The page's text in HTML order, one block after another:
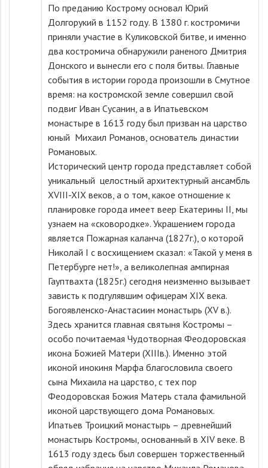
По преданию Кострому основал Юрий
Долгорукий в 1152 году. В 1380 г. костромичи
приняли участие в Куликовской битве, и именно
два костромича обнаружили раненого Дмитрия
Донского и вынесли его с поля битвы. Главные
события в истории города произошли в Смутное
время: на костромской земле совершил свой
подвиг Иван Сусанин, а в Ипатьевском
монастыре в 1613 году был призван на царство
юный Михаил Романов, основатель династии
Романовых.
Исторический центр города представляет собой
уникальный целостный архитектурный ансамбль
XVIII-XIX веков, а о том, какое отношение к
планировке города имеет веер Екатерины II, мы
узнаем на «сковородке». Украшением города
является Пожарная каланча (1827г.), о которой
Николай I с восхищением сказал: «Такой у меня в
Петербурге нет!», а великолепная ампирная
Гауптвахта (1825г.) сегодня неизменно вызывает
зависть к подгулявшим офицерам XIX века.
Богоявленско-Анастасиин монастырь (XV в.).
Здесь хранится главная святыня Костромы –
особо почитаемая Чудотворная Феодоровская
икона Божией Матери (XIIIв.). Именно этой
иконой инокиня Марфа благословила своего
сына Михаила на царство, с тех пор
Феодоровская Божия Матерь стала фамильной
иконой царствующего дома Романовых.
Ипатьев Троицкий монастырь – древнейший
монастырь Костромы, основанный в XIV веке. В
1613 году здесь был совершен торжественный